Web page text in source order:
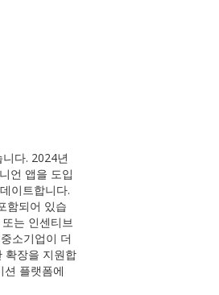
다. 2024년
언 앱을 도입
이트합니다.
함되어 있습
는 인센티브
소기업이 더
확장을 지원합
플랫폼에